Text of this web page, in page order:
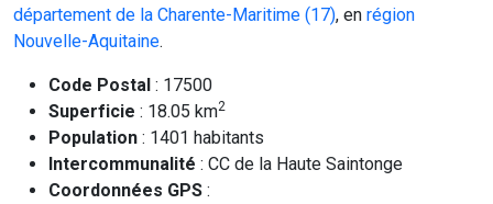
département de la Charente-Maritime (17), en région
Nouvelle-Aquitaine.
Code Postal : 17500
Superficie : 18.05 km2
Population : 1401 habitants
Intercommunalité : CC de la Haute Saintonge
Coordonnées GPS :